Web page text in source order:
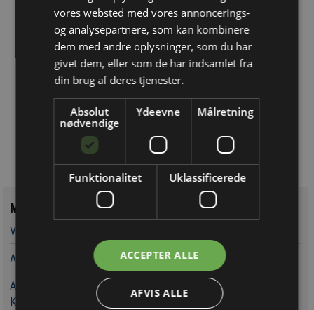
Toyota Danmark
Få en robust og loyal
samarbejdspartner
FlotteGulve.dk a/s
Salg og montering •••• Siden 1997 |
Prisgaranti
Lind & Risør
Fra Typehus til Drømme Villa
Mest læste
Vandværker i Randers kører på lånt tid
Aarsleff vinder energiprojekter til 3,7 milliarder kroner
Aarsleff får ansvaret for at udvide kapaciteten rundt om
Københavns Hovedbanegård
vores websted med vores annoncerings-
og analysepartnere, som kan kombinere
dem med andre oplysninger, som du har
givet dem, eller som de har indsamlet fra
din brug af deres tjenester.
Absolut
nødvendige
Ydeevne Målretning
Funktionalitet Uklassificerede
ACCEPTER ALLE
AFVIS ALLE